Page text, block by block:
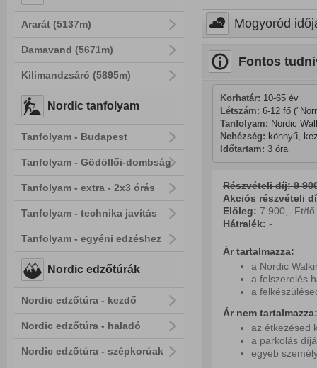
Ararát (5137m)
Damavand (5671m)
Kilimandzsáró (5895m)
Nordic tanfolyam
Tanfolyam - Budapest
Tanfolyam - Gödöllői-dombság
Tanfolyam - extra - 2x3 órás
Tanfolyam - technika javítás
Tanfolyam - egyéni edzéshez
Nordic edzőtúrák
Nordic edzőtúra - kezdő
Nordic edzőtúra - haladó
Nordic edzőtúra - szépkorúak
Mogyoród
Fontos
Korhatár: 10-65 év
Létszám: 6-12 fő
Tanfolyam: Nordic
Nehézség: könnyű,
Időtartam: 3 óra
Részvételi díj: 9
Akciós részvételi
Előleg: 7 900,- Ft/
Hátralék: -
Ár tartalmazza:
a Nordic
a felszerelés
a
Ár nem tartalmazza:
az étkezésed
a parkolás
egyéb